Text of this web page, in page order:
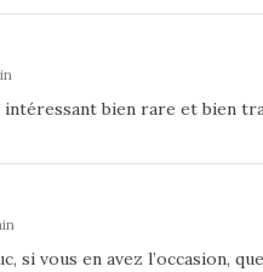
intéressant bien rare et bien
si vous en avez l’occasion,